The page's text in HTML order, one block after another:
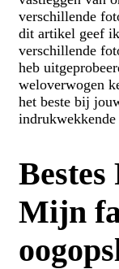
verschillende
dit artikel geef
verschillende
heb
weloverwogen
het beste bij
Mijn